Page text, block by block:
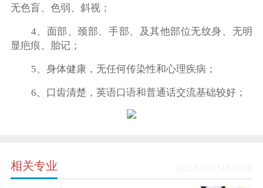
无色盲、色弱、斜视；
4、面部、颈部、手部、及其他部位无纹身、无明
显疤痕、胎记；
5、身体健康，无任何传染性和心理疾病；
6、口齿清楚，英语口语和普通话交流基础较好；
相关专业